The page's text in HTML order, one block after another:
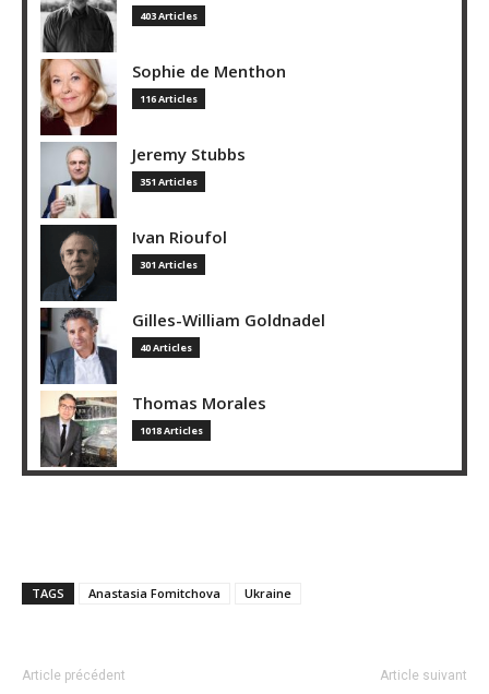
403 Articles
Sophie de Menthon
116 Articles
Jeremy Stubbs
351 Articles
Ivan Rioufol
301 Articles
Gilles-William Goldnadel
40 Articles
Thomas Morales
1018 Articles
TAGS Anastasia Fomitchova Ukraine
Article précédent Article suivant